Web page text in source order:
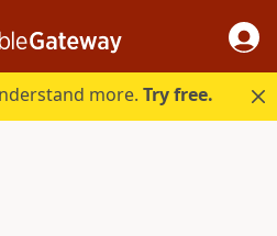
more.Try free.